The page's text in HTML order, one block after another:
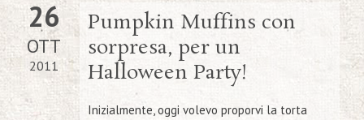
26
OTT
2011
Pumpkin Muffins con
sorpresa, per un
Halloween Party!
Inizialmente, oggi volevo proporvi la torta